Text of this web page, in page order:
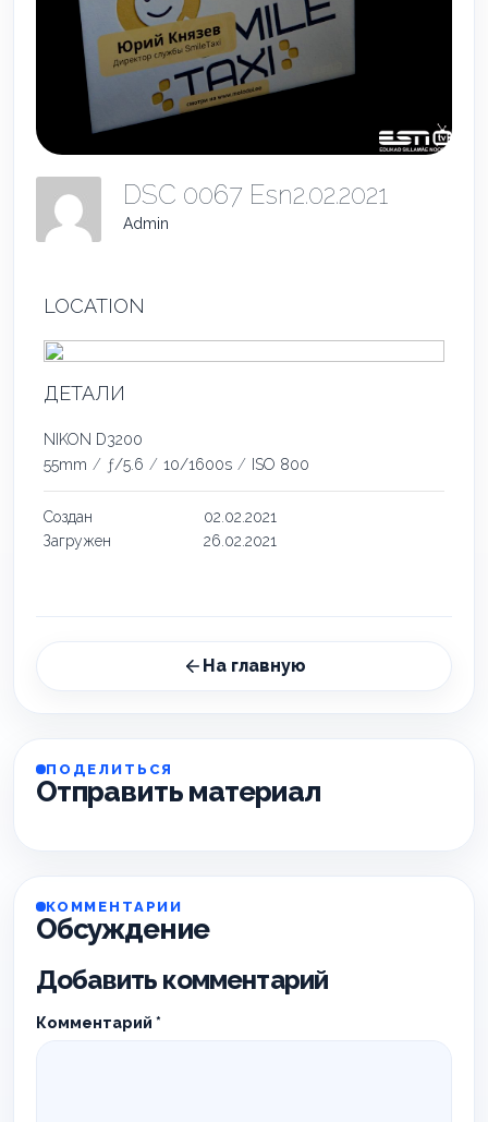
DSC 0067 Esn2.02.2021
Admin
LOCATION
ДЕТАЛИ
NIKON D3200
55mm / ƒ/5.6 / 10/1600s / ISO 800
Создан
02.02.2021
Загружен
26.02.2021
На главную
ПОДЕЛИТЬСЯ
Отправить материал
КОММЕНТАРИИ
Обсуждение
Добавить комментарий
Комментарий *